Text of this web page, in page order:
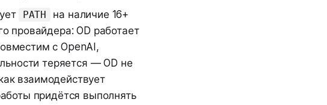
PATH
на наличие 16+
провайдера: OD работает
с OpenAI,
теряется — OD не
взаимодействует
придётся выполнять